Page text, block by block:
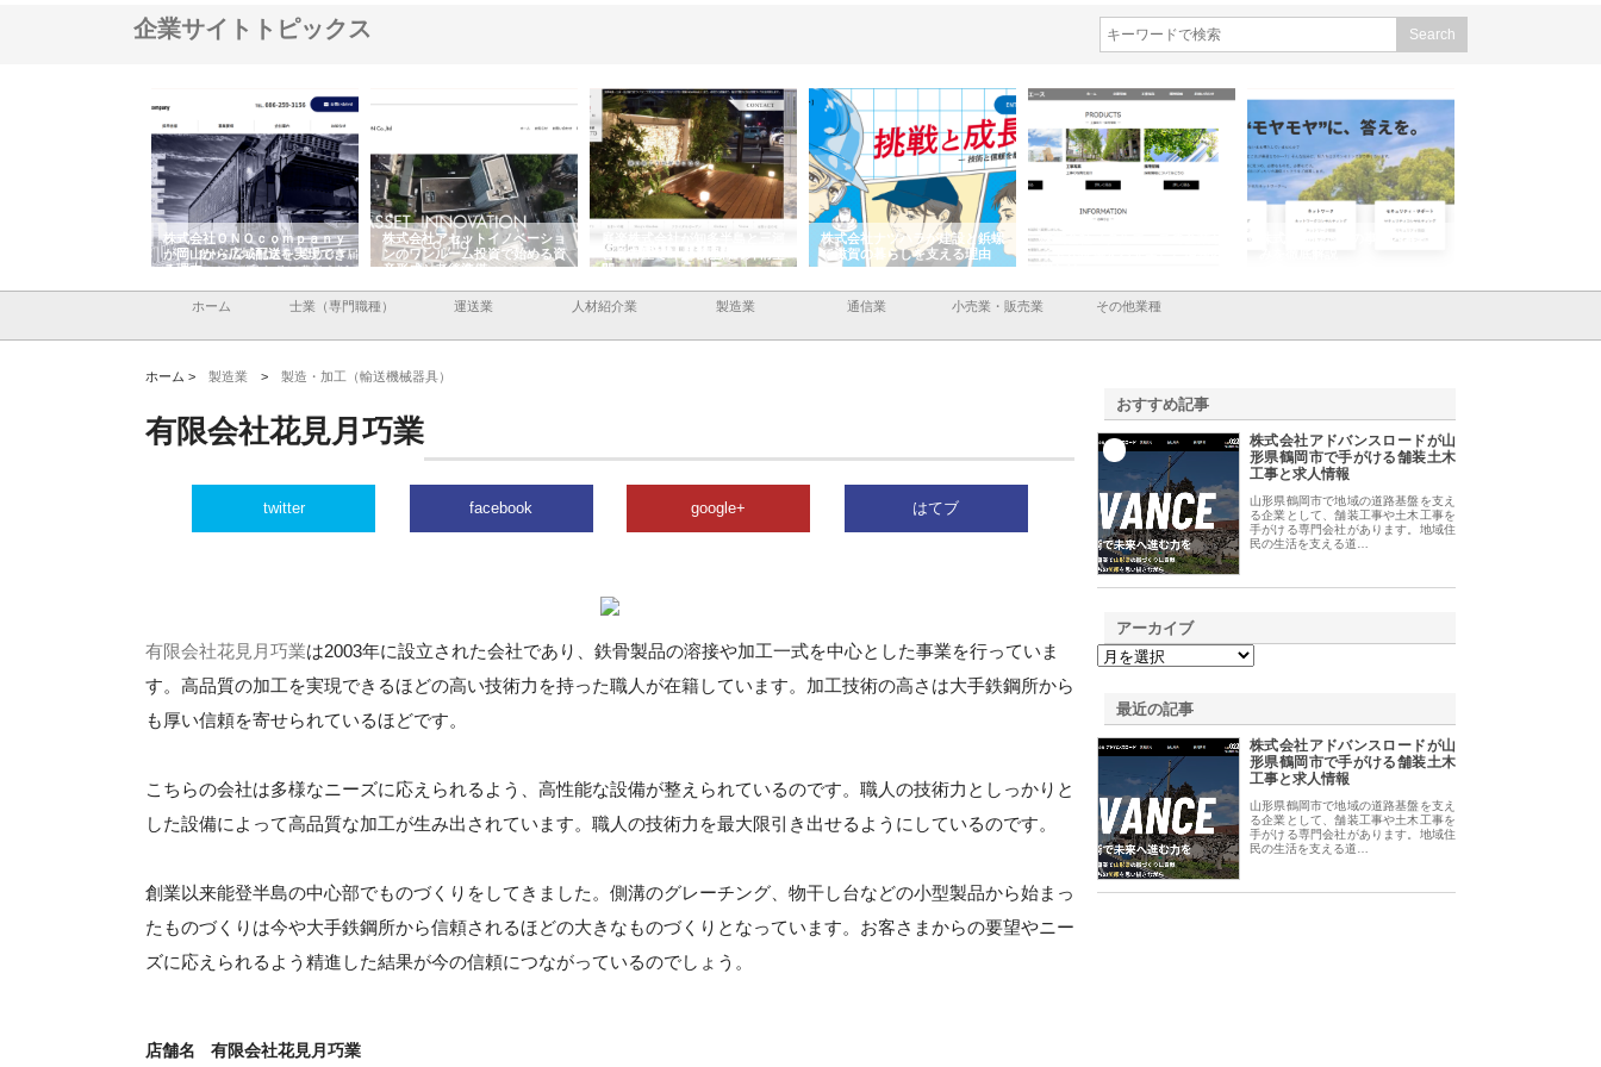
企業サイトトピックス
株式会社ＯＮＯｃｏｍｐａｎｙ
が岡山から広域配送を実現でき
る理由
株式会社アセットイノベーショ
ンのワンルーム投資で始める資
産形成と老後準備
と名古屋で叶える理想の外構空
間
株式会社ナツハラが建設と鋲螺
で滋賀の暮らしを支える理由
イトが提供する充実した情報内
株式会社ＣＳＡの事業内容と強
ホーム 士業（専門職種） 運送業 人材紹介業 製造業 通信業 小売業・販売業 その他業種
ホーム > 製造業 > 製造・加工（輸送機械器具）
有限会社花見月巧業
twitter facebook google+ はてブ
有限会社花見月巧業は2003年に設立された会社であり、鉄骨製品の溶接や加工一式を中心とした事業を行っていま
す。高品質の加工を実現できるほどの高い技術力を持った職人が在籍しています。加工技術の高さは大手鉄鋼所から
も厚い信頼を寄せられているほどです。
こちらの会社は多様なニーズに応えられるよう、高性能な設備が整えられているのです。職人の技術力としっかりと
した設備によって高品質な加工が生み出されています。職人の技術力を最大限引き出せるようにしているのです。
創業以来能登半島の中心部でものづくりをしてきました。側溝のグレーチング、物干し台などの小型製品から始まっ
たものづくりは今や大手鉄鋼所から信頼されるほどの大きなものづくりとなっています。お客さまからの要望やニー
ズに応えられるよう精進した結果が今の信頼につながっているのでしょう。
店舗名 有限会社花見月巧業
おすすめ記事
株式会社アドバンスロードが山
形県鶴岡市で手がける舗装土木
工事と求人情報
山形県鶴岡市で地域の道路基盤を支え
る企業として、舗装工事や土木工事を
手がける専門会社があります。地域住
民の生活を支える道…
アーカイブ
最近の記事
株式会社アドバンスロードが山
形県鶴岡市で手がける舗装土木
工事と求人情報
山形県鶴岡市で地域の道路基盤を支え
る企業として、舗装工事や土木工事を
手がける専門会社があります。地域住
民の生活を支える道…